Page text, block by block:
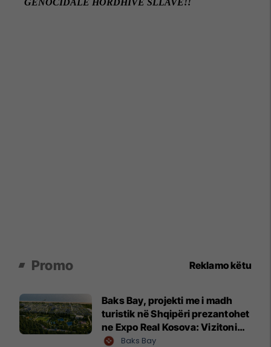
Promo Reklamo këtu
Baks Bay, projekti me i madh
turistik në Shqipëri prezantohet
ne Expo Real Kosova: Vizitoni
shtandin dhe zbuloni
Baks Bay